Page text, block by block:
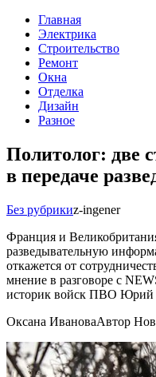
Главная
Электрика
Строительство
Ремонт
Окна
Отделка
Дизайн
Разное
Политолог: две
в передаче
Без рубрикиz-ingener
Франция и
разведывательную
откажется от
мнение в разговоре с
историк войск ПВО Юрий
Оксана ИвановаАвтор